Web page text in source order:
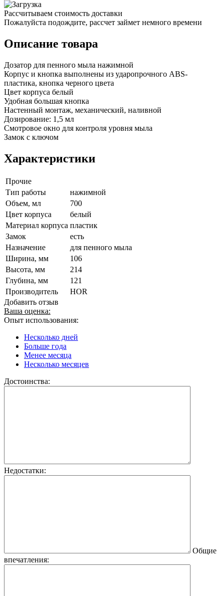
Рассчитываем стоимость доставки
Пожалуйста подождите, рассчет займет немного времени
Описание товара
Дозатор для пенного мыла нажимной
Корпус и кнопка выполнены из ударопрочного ABS-
пластика, кнопка черного цвета
Цвет корпуса белый
Удобная большая кнопка
Настенный монтаж, механический, наливной
Дозирование: 1,5 мл
Смотровое окно для контроля уровня мыла
Замок с ключом
Характеристики
Прочие
Тип работы
нажимной
Объем, мл
700
Цвет корпуса
белый
Материал корпуса пластик
Замок
есть
Назначение
для пенного мыла
Ширина, мм
106
Высота, мм
214
Глубина, мм
121
Производитель
HOR
Добавить отзыв
Ваша оценка:
Опыт использования:
Несколько дней
Больше года
Менее месяца
Несколько месяцев
Достоинства:
Недостатки:
Общие
впечатления: